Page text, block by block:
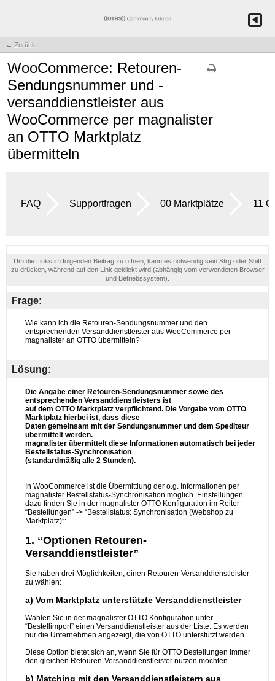
← Zurück
WooCommerce: Retouren-
Sendungsnummer und -
versanddienstleister aus
WooCommerce per magnalister
an OTTO Marktplatz
übermitteln
FAQ Supportfragen 00 Marktplätze 11
Um die Links im folgenden Beitrag zu öffnen, kann es notwendig sein Strg oder Shift
zu drücken, während auf den Link geklickt wird (abhängig vom verwendeten Browser
und Betriebssystem).
Frage:
Lösung: